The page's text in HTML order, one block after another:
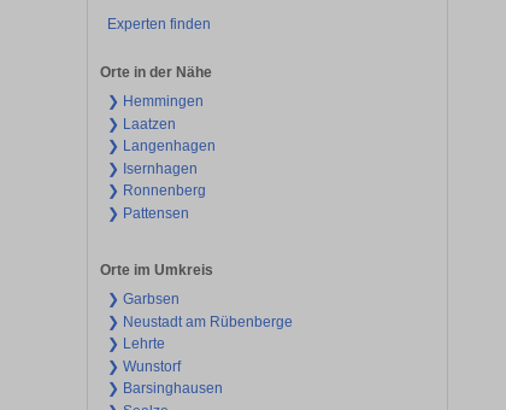
Experten finden
Orte in der Nähe
❯ Hemmingen
❯ Laatzen
❯ Langenhagen
❯ Isernhagen
❯ Ronnenberg
❯ Pattensen
Orte im Umkreis
❯ Garbsen
❯ Neustadt am Rübenberge
❯ Lehrte
❯ Wunstorf
❯ Barsinghausen